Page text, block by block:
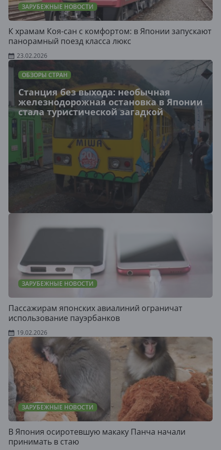
ЗАРУБЕЖНЫЕ НОВОСТИ
К храмам Коя-сан с комфортом: в Японии запускают
панорамный поезд класса люкс
23.02.2026
ОБЗОРЫ СТРАН
Станция без выхода: необычная
железнодорожная остановка в Японии
стала туристической загадкой
ЗАРУБЕЖНЫЕ НОВОСТИ
Пассажирам японских авиалиний ограничат
использование пауэрбанков
19.02.2026
ЗАРУБЕЖНЫЕ НОВОСТИ
В Япония осиротевшую макаку Панча начали
принимать в стаю